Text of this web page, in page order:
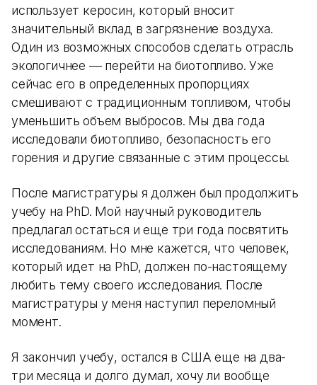
использует керосин, который вносит
значительный вклад в загрязнение воздуха.
Один из возможных способов сделать отрасль
экологичнее — перейти на биотопливо. Уже
сейчас его в определенных пропорциях
смешивают с традиционным топливом, чтобы
уменьшить объем выбросов. Мы два года
исследовали биотопливо, безопасность его
горения и другие связанные с этим процессы.
После магистратуры я должен был продолжить
учебу на PhD. Мой научный руководитель
предлагал остаться и еще три года посвятить
исследованиям. Но мне кажется, что человек,
который идет на PhD, должен по-настоящему
любить тему своего исследования. После
магистратуры у меня наступил переломный
момент.
Я закончил учебу, остался в США еще на два-
три месяца и долго думал, хочу ли вообще